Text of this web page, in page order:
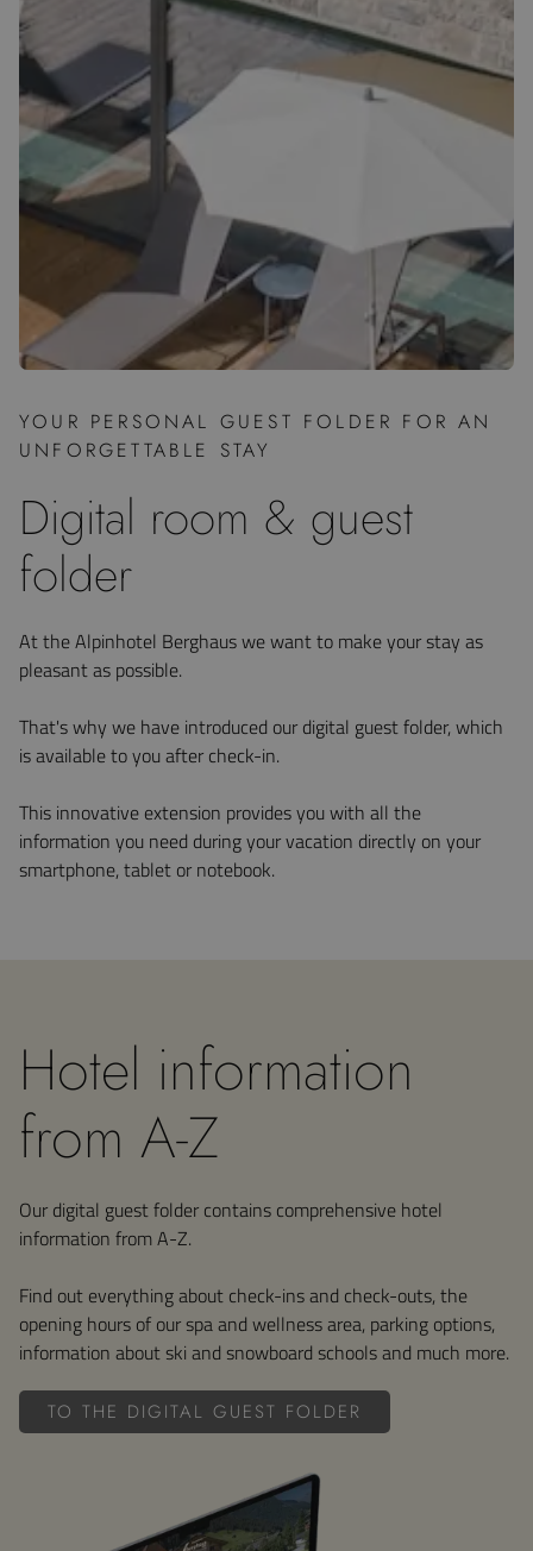
YOUR PERSONAL GUEST FOLDER FOR AN
UNFORGETTABLE STAY
Digital room & guest
folder
At the Alpinhotel Berghaus we want to make your stay as
pleasant as possible.
That's why we have introduced our digital guest folder, which
is available to you after check-in.
This innovative extension provides you with all the
information you need during your vacation directly on your
smartphone, tablet or notebook.
Hotel information
from A-Z
Our digital guest folder contains comprehensive hotel
information from A-Z.
Find out everything about check-ins and check-outs, the
opening hours of our spa and wellness area, parking options,
information about ski and snowboard schools and much more.
TO THE DIGITAL GUEST FOLDER